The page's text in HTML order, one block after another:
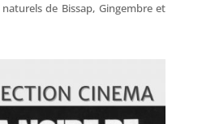
de Bissap, Gingembre et